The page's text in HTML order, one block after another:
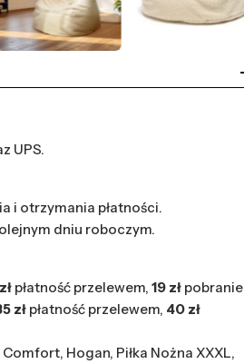
UPS.
i otrzymania płatności.
dniu roboczym.
płatność przelewem, 19 zł pobranie
zł płatność przelewem, 40 zł
Hogan, Piłka Nożna XXXL,